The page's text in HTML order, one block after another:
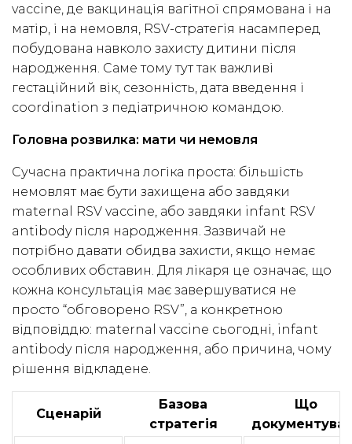
vaccine, де вакцинація вагітної спрямована і на
матір, і на немовля, RSV-стратегія насамперед
побудована навколо захисту дитини після
народження. Саме тому тут так важливі
гестаційний вік, сезонність, дата введення і
coordination з педіатричною командою.
Головна розвилка: мати чи немовля
Сучасна практична логіка проста: більшість
немовлят має бути захищена або завдяки
maternal RSV vaccine, або завдяки infant RSV
antibody після народження. Зазвичай не
потрібно давати обидва захисти, якщо немає
особливих обставин. Для лікаря це означає, що
кожна консультація має завершуватися не
просто “обговорено RSV”, а конкретною
відповіддю: maternal vaccine сьогодні, infant
antibody після народження, або причина, чому
рішення відкладене.
Сценарій
Базова
стратегія
Що